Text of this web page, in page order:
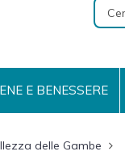
E BENESSERE
delle Gambe